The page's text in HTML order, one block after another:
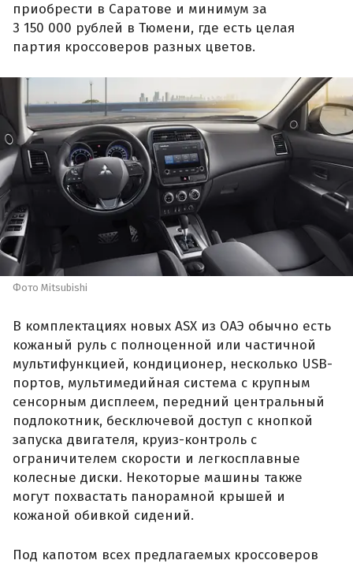
приобрести в Саратове и минимум за
3 150 000 рублей в Тюмени, где есть целая
партия кроссоверов разных цветов.
Фото Mitsubishi
В комплектациях новых ASX из ОАЭ обычно есть
кожаный руль с полноценной или частичной
мультифункцией, кондиционер, несколько USB-
портов, мультимедийная система с крупным
сенсорным дисплеем, передний центральный
подлокотник, бесключевой доступ с кнопкой
запуска двигателя, круиз-контроль с
ограничителем скорости и легкосплавные
колесные диски. Некоторые машины также
могут похвастать панорамной крышей и
кожаной обивкой сидений.
Под капотом всех предлагаемых кроссоверов